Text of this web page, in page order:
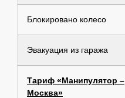
Блокировано колесо
Эвакуация из гаража
Тариф «Манипулятор –
Москва»